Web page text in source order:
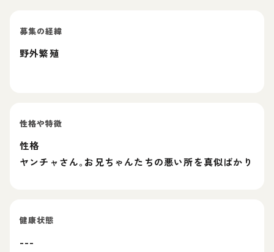
募集の経緯
野外繁殖
性格や特徴
性格
ヤンチャさん｡お兄ちゃんたちの悪い所を真似ばかり
健康状態
---